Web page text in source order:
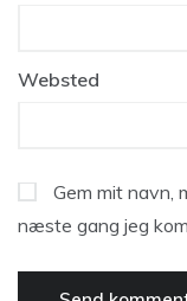
Websted
Gem mit navn,
næste gang jeg